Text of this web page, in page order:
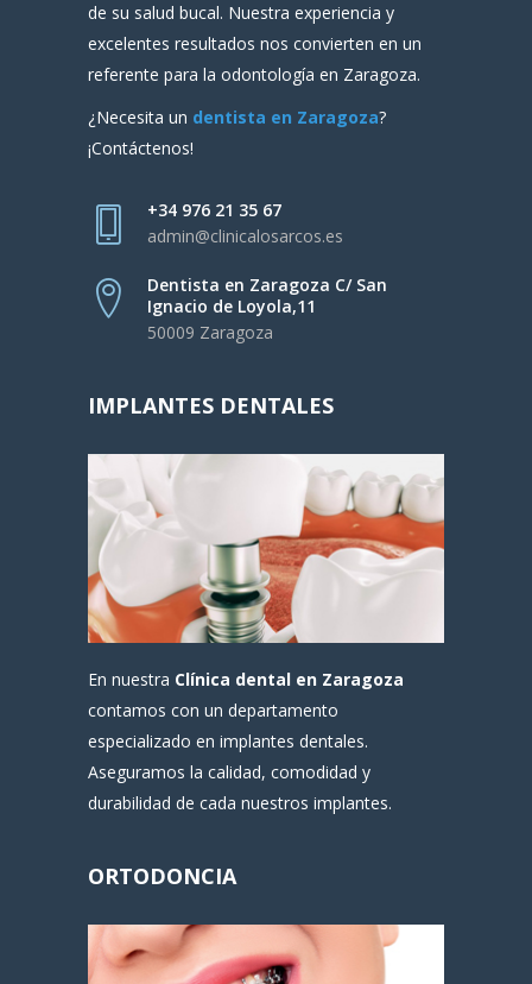
de su salud bucal. Nuestra experiencia y
excelentes resultados nos convierten en un
referente para la odontología en Zaragoza.
¿Necesita un dentista en Zaragoza?
¡Contáctenos!
+34 976 21 35 67
admin@clinicalosarcos.es
Dentista en Zaragoza C/ San
Ignacio de Loyola,11
50009 Zaragoza
IMPLANTES DENTALES
En nuestra Clínica dental en Zaragoza
contamos con un departamento
especializado en implantes dentales.
Aseguramos la calidad, comodidad y
durabilidad de cada nuestros implantes.
ORTODONCIA